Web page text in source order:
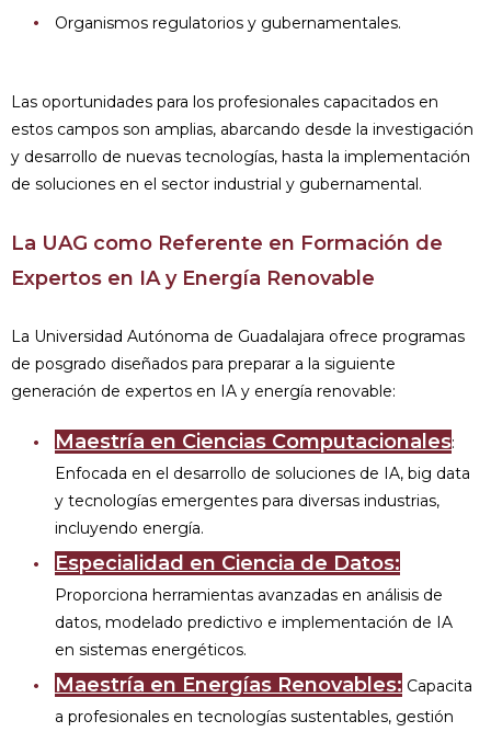
Organismos regulatorios y gubernamentales.
Las oportunidades para los profesionales capacitados en
estos campos son amplias, abarcando desde la investigación
y desarrollo de nuevas tecnologías, hasta la implementación
de soluciones en el sector industrial y gubernamental.
La UAG como Referente en Formación de
Expertos en IA y Energía Renovable
La Universidad Autónoma de Guadalajara ofrece programas
de posgrado diseñados para preparar a la siguiente
generación de expertos en IA y energía renovable:
Maestría en Ciencias Computacionales:
Enfocada en el desarrollo de soluciones de IA, big data
y tecnologías emergentes para diversas industrias,
incluyendo energía.
Especialidad en Ciencia de Datos:
Proporciona herramientas avanzadas en análisis de
datos, modelado predictivo e implementación de IA
en sistemas energéticos.
Maestría en Energías Renovables: Capacita
a profesionales en tecnologías sustentables, gestión